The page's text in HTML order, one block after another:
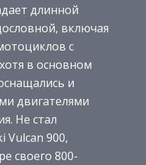
длинной
включая
с
в основном
и
двигателями
Не стал
Vulcan 900,
своего 800-